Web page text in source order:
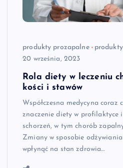
produkty prozapalne
20 września, 2023
Rola diety w leczeniu
kości i stawów
Współczesna medycyna coraz
znaczenie diety w profilaktyce
schorzeń, w tym chorób
Zmiany w sposobie
wpłynąć na stan zdrowia…